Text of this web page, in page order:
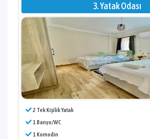
3. Yatak Odası
2 Tek Kişilik Yatak
1 Banyo/WC
1 Komodin